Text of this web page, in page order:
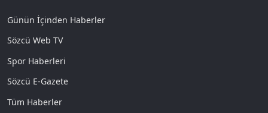
Günün İçinden Haberler
Sözcü Web TV
Spor Haberleri
Sözcü E-Gazete
Tüm Haberler